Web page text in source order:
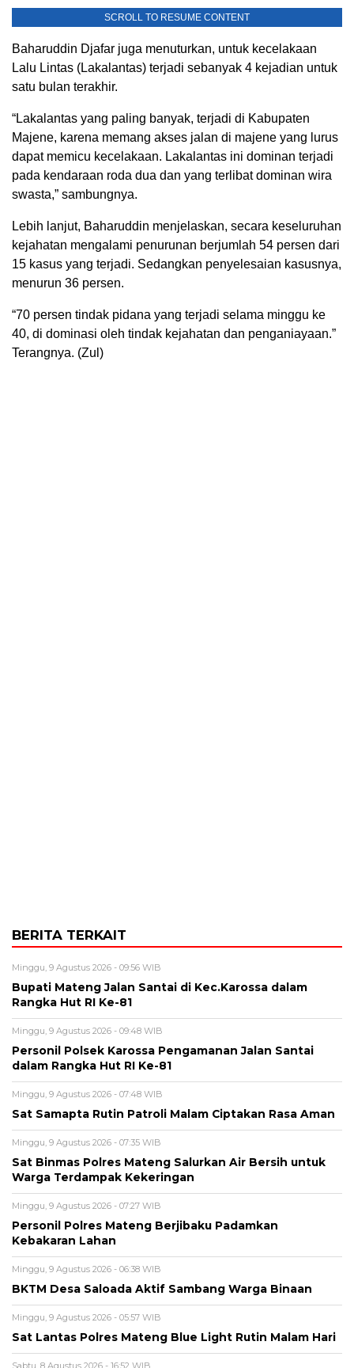
SCROLL TO RESUME CONTENT
Baharuddin Djafar juga menuturkan, untuk kecelakaan
Lalu Lintas (Lakalantas) terjadi sebanyak 4 kejadian untuk
satu bulan terakhir.
“Lakalantas yang paling banyak, terjadi di Kabupaten
Majene, karena memang akses jalan di majene yang lurus
dapat memicu kecelakaan. Lakalantas ini dominan terjadi
pada kendaraan roda dua dan yang terlibat dominan wira
swasta,” sambungnya.
Lebih lanjut, Baharuddin menjelaskan, secara keseluruhan
kejahatan mengalami penurunan berjumlah 54 persen dari
15 kasus yang terjadi. Sedangkan penyelesaian kasusnya,
menurun 36 persen.
“70 persen tindak pidana yang terjadi selama minggu ke
40, di dominasi oleh tindak kejahatan dan penganiayaan.”
Terangnya. (Zul)
BERITA TERKAIT
Minggu, 9 Agustus 2026 - 09:56 WIB
Bupati Mateng Jalan Santai di Kec.Karossa dalam
Rangka Hut RI Ke-81
Minggu, 9 Agustus 2026 - 09:48 WIB
Personil Polsek Karossa Pengamanan Jalan Santai
dalam Rangka Hut RI Ke-81
Minggu, 9 Agustus 2026 - 07:48 WIB
Sat Samapta Rutin Patroli Malam Ciptakan Rasa Aman
Minggu, 9 Agustus 2026 - 07:35 WIB
Sat Binmas Polres Mateng Salurkan Air Bersih untuk
Warga Terdampak Kekeringan
Minggu, 9 Agustus 2026 - 07:27 WIB
Personil Polres Mateng Berjibaku Padamkan
Kebakaran Lahan
Minggu, 9 Agustus 2026 - 06:38 WIB
BKTM Desa Saloada Aktif Sambang Warga Binaan
Minggu, 9 Agustus 2026 - 05:57 WIB
Sat Lantas Polres Mateng Blue Light Rutin Malam Hari